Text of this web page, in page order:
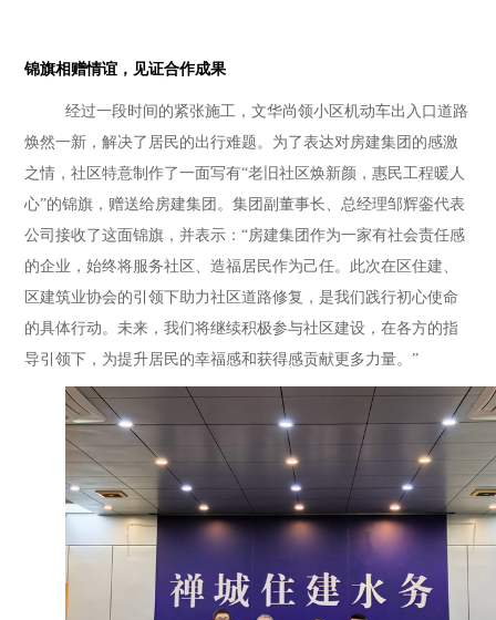
锦旗相赠情谊，见证合作成果
经过一段时间的紧张施工，文华尚领小区机动车出入口道路
焕然一新，解决了居民的出行难题。为了表达对房建集团的感激
之情，社区特意制作了一面写有“老旧社区焕新颜，惠民工程暖人
心”的锦旗，赠送给房建集团。集团副董事长、总经理邹辉銮代表
公司接收了这面锦旗，并表示：“房建集团作为一家有社会责任感
的企业，始终将服务社区、造福居民作为己任。此次在区住建、
区建筑业协会的引领下助力社区道路修复，是我们践行初心使命
的具体行动。未来，我们将继续积极参与社区建设，在各方的指
导引领下，为提升居民的幸福感和获得感贡献更多力量。”